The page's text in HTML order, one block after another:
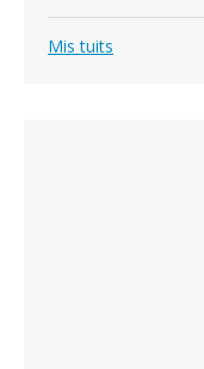
Mis tuits